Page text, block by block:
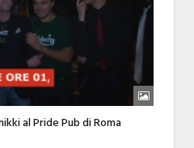
al Pride Pub di Roma